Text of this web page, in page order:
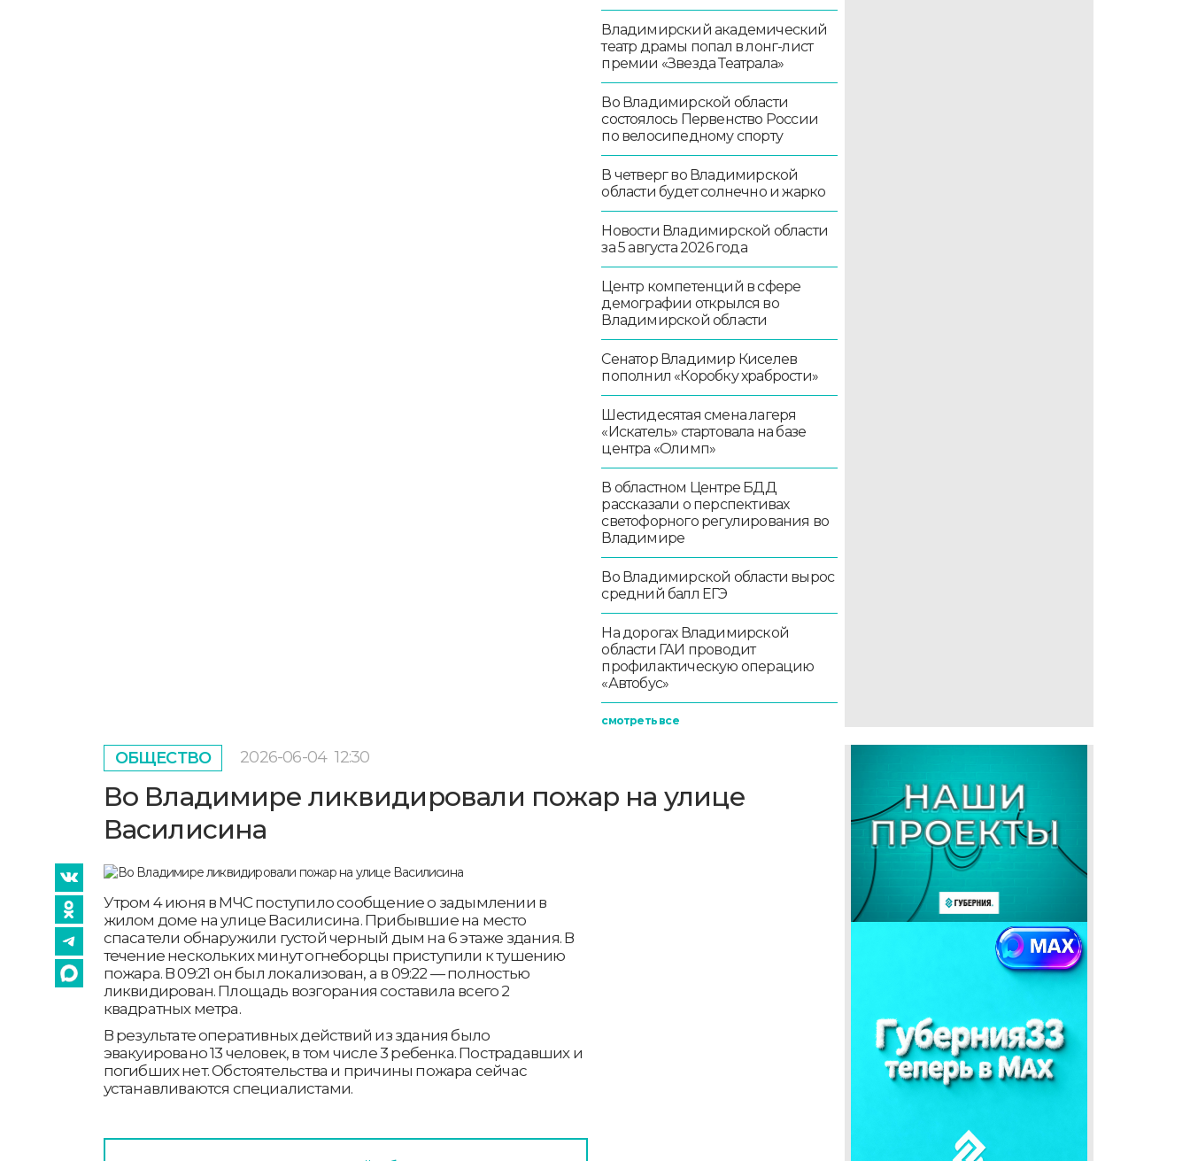
Владимирский академический
театр драмы попал в лонг-лист
премии «Звезда Театрала»
Во Владимирской области
состоялось Первенство России
по велосипедному спорту
В четверг во Владимирской
области будет солнечно и жарко
Новости Владимирской области
за 5 августа 2026 года
Центр компетенций в сфере
демографии открылся во
Владимирской области
Сенатор Владимир Киселев
пополнил «Коробку храбрости»
Шестидесятая смена лагеря
«Искатель» стартовала на базе
центра «Олимп»
В областном Центре БДД
рассказали о перспективах
светофорного регулирования во
Владимире
Во Владимирской области вырос
средний балл ЕГЭ
На дорогах Владимирской
области ГАИ проводит
профилактическую операцию
«Автобус»
смотреть все
ОБЩЕСТВО 2026-06-04 12:30
Во Владимире ликвидировали пожар на улице
Василисина
Утром 4 июня в МЧС поступило сообщение о задымлении в
жилом доме на улице Василисина. Прибывшие на место
спасатели обнаружили густой черный дым на 6 этаже здания. В
течение нескольких минут огнеборцы приступили к тушению
пожара. В 09:21 он был локализован, а в 09:22 — полностью
ликвидирован. Площадь возгорания составила всего 2
квадратных метра.
В результате оперативных действий из здания было
эвакуировано 13 человек, в том числе 3 ребенка. Пострадавших и
погибших нет. Обстоятельства и причины пожара сейчас
устанавливаются специалистами.